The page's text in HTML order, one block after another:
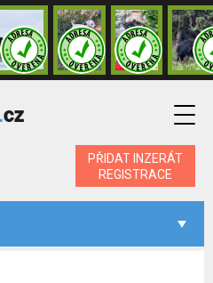
PŘIDAT INZERÁT
REGISTRACE